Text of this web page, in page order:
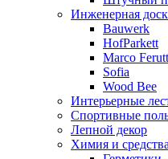
Инженерная
Bauwerk
HofParkett
Marco
Sofia
Wood Bee
Интерьерные
Спортивные
Лепной декор
Химия и